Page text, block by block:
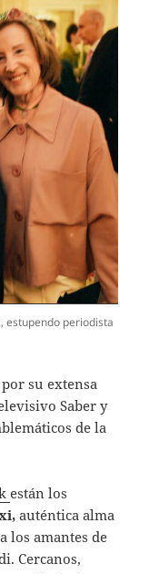
estupendo periodista
su extensa
Saber y
de la
están los
auténtica alma
los amantes de
Cercanos,